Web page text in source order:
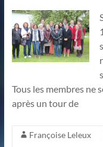
Tous les membres ne
après un tour de
Françoise Leleux